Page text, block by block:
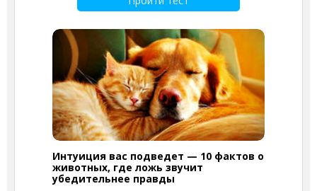
Интуиция вас подведет — 10 фактов о
животных, где ложь звучит
убедительнее правды